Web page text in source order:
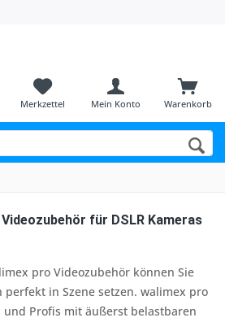
Warenkorb
Merkzettel Mein Konto
für DSLR Kameras
pro Videozubehör können Sie
perfekt in Szene setzen. walimex pro
Profis mit äußerst belastbaren